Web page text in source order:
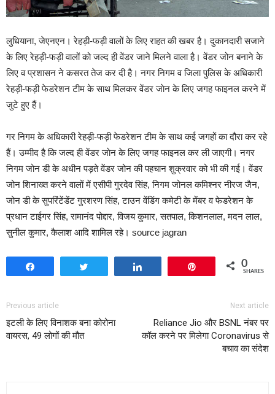
लुधियाना, जेएनएन। रेहड़ी-फड़ी वालों के लिए राहत की खबर है। दुकानदारी सजाने
के लिए रेहड़ी-फड़ी वालों को जल्द ही वेंडर जाने मिलने वाला है। वेंडर जोन बनाने के
लिए व प्रशासन ने कसरत तेज कर दी है। नगर निगम व जिला पुलिस के अधिकारी
रेहड़ी-फड़ी फेडरेशन टीम के साथ मिलकर वेंडर जाेन के लिए जगह फाइनल करने में
जुटे हुए हैं।
गर निगम के अधिकारी रेहड़ी-फड़ी फेडरेशन टीम के साथ कई जगहों का दौरा कर रहे
हैं। उम्मीद है कि जल्द ही वेंडर जाेन के लिए जगह फाइनल कर ली जाएगी। नगर
निगम जोन डी के अधीन पड़ते वेंडर जोन की पहचान शुक्रवार को भी की गई। वेंडर
जोन शिनाख्त करने वालों में एसीपी गुरदेव सिंह, निगम जोनल कमिश्नर नीरज जैन,
जोन डी के सुपरिंटेंडेंट गुरशरण सिंह, टाउन वेंडिंग कमेटी के मेंबर व फेडरेशन के
प्रधान टाईगर सिंह, रामानंद पोद्दार, विजय कुमार, सतपाल, किशनलाल, मदन लाल,
सुनील कुमार, कैलाश आदि शामिल रहे। source jagran
0
SHARES
Previous article
इटली के लिए विनाशक बना कोरोना
वायरस, 49 लोगों की मौत
Next article
Reliance Jio और BSNL नंबर पर
कॉल करने पर मिलेगा Coronavirus से
बचाव का संदेश